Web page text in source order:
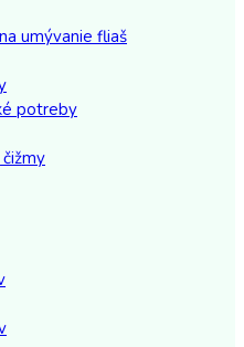
umývanie fliaš
potreby